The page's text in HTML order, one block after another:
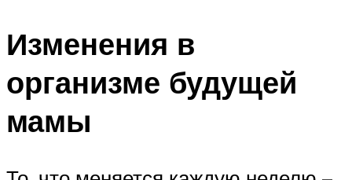
Изменения в
организме будущей
мамы